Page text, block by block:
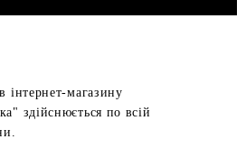
інтернет-магазину
здійснюється по всій